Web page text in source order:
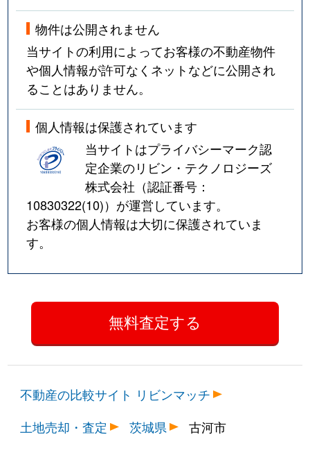
物件は公開されません
当サイトの利用によってお客様の不動産物件
や個人情報が許可なくネットなどに公開され
ることはありません。
個人情報は保護されています
当サイトはプライバシーマーク認
定企業のリビン・テクノロジーズ
株式会社（認証番号：
10830322(10)）が運営しています。
お客様の個人情報は大切に保護されていま
す。
不動産の比較サイト リビンマッチ
土地売却・査定
茨城県 古河市